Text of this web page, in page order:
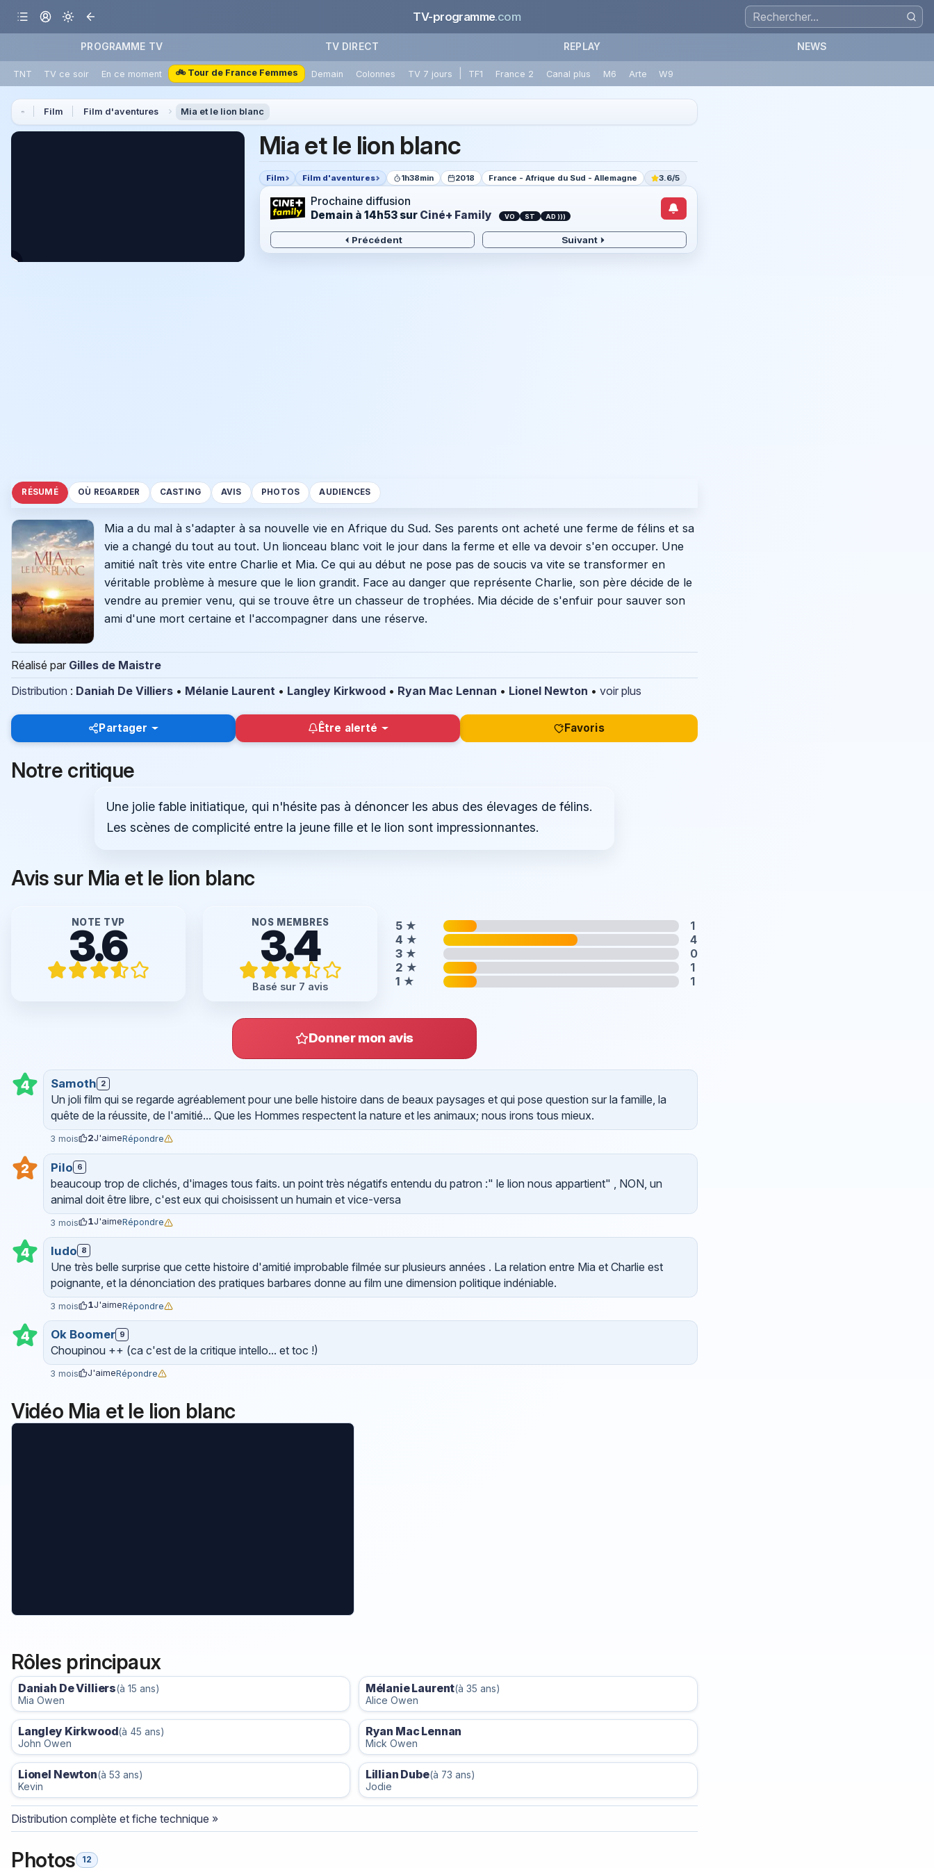
TV-programme.com
PROGRAMME TV TV DIRECT REPLAY NEWS
TNT TV ce soir En ce moment 🚲 Tour de France Femmes Demain Colonnes TV 7 jours TF1 France 2 Canal plus M6 Arte W9
Film Film d'aventures Mia et le lion blanc
Mia et le lion blanc
Film Film d'aventures 1h38min 2018 France - Afrique du Sud - Allemagne 3.6/5
Prochaine diffusion
Demain à 14h53 sur Ciné+ Family VO ST AD )))
Précédent Suivant
RÉSUMÉ OÙ REGARDER CASTING AVIS PHOTOS AUDIENCES
Mia a du mal à s'adapter à sa nouvelle vie en Afrique du Sud. Ses parents ont acheté une ferme de félins et sa
vie a changé du tout au tout. Un lionceau blanc voit le jour dans la ferme et elle va devoir s'en occuper. Une
amitié naît très vite entre Charlie et Mia. Ce qui au début ne pose pas de soucis va vite se transformer en
véritable problème à mesure que le lion grandit. Face au danger que représente Charlie, son père décide de le
vendre au premier venu, qui se trouve être un chasseur de trophées. Mia décide de s'enfuir pour sauver son
ami d'une mort certaine et l'accompagner dans une réserve.
Réalisé par Gilles de Maistre
Distribution : Daniah De Villiers • Mélanie Laurent • Langley Kirkwood • Ryan Mac Lennan • Lionel Newton • voir plus
Partager Être alerté Favoris
Notre critique
Une jolie fable initiatique, qui n'hésite pas à dénoncer les abus des élevages de félins.
Les scènes de complicité entre la jeune fille et le lion sont impressionnantes.
Avis sur Mia et le lion blanc
NOTE TVP
3.6 NOS MEMBRES
3.4
Basé sur 7 avis
5 ★
1
4 ★
4
3 ★
0
2 ★
1
1 ★ 1
Donner mon avis
4 Samoth 2
Un joli film qui se regarde agréablement pour une belle histoire dans de beaux paysages et qui pose question sur la famille, la
quête de la réussite, de l'amitié... Que les Hommes respectent la nature et les animaux; nous irons tous mieux.
3 mois 2J'aimeRépondre
2 Pilo 6
beaucoup trop de clichés, d'images tous faits. un point très négatifs entendu du patron :" le lion nous appartient" , NON, un
animal doit être libre, c'est eux qui choisissent un humain et vice-versa
3 mois 1J'aimeRépondre
4 ludo 8
Une très belle surprise que cette histoire d'amitié improbable filmée sur plusieurs années . La relation entre Mia et Charlie est
poignante, et la dénonciation des pratiques barbares donne au film une dimension politique indéniable.
3 mois 1J'aimeRépondre
4 Ok Boomer 9
Choupinou ++ (ca c'est de la critique intello... et toc !)
3 mois J'aimeRépondre
Vidéo Mia et le lion blanc
Rôles principaux
Daniah De Villiers(à 15 ans)
Mia Owen
Mélanie Laurent(à 35 ans)
Alice Owen
Langley Kirkwood(à 45 ans)
John Owen
Ryan Mac Lennan
Mick Owen
Lionel Newton(à 53 ans)
Kevin
Lillian Dube(à 73 ans)
Jodie
Distribution complète et fiche technique »
Photos 12